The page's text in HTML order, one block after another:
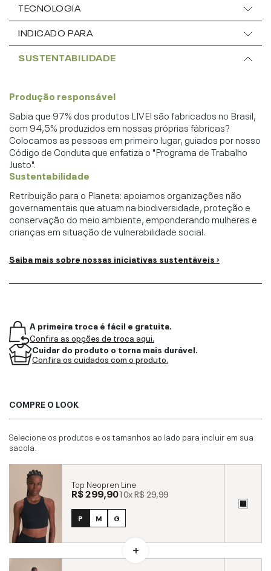
TECNOLOGIA
INDICADO PARA
SUSTENTABILIDADE
Produção responsável
Sabia que 97% dos produtos LIVE! são fabricados no Brasil,
com 94,5% produzidos em nossas próprias fábricas?
Colocamos as pessoas em primeiro lugar, guiados por nosso
Código de Conduta que enfatiza o "Programa de Trabalho
Justo".
Sustentabilidade
Retribuição para o Planeta: apoiamos organizações não
governamentais que atuam na biodiversidade, proteção e
conservação do meio ambiente, emponderando mulheres e
crianças em situação de vulnerabilidade social.
Saiba mais sobre nossas iniciativas sustentáveis ›
A primeira troca é fácil e gratuita.
Confira as opções de troca aqui.
Cuidar do produto o torna mais durável.
Confira os cuidados com o produto.
COMPRE O LOOK
Selecione os produtos e os tamanhos ao lado para incluir em sua
sacola.
Top Neopren Line
R$ 299,9010xR$ 29,99
P M G